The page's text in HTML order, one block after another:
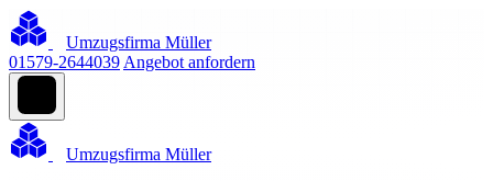
Umzugsfirma Müller
01579-2644039 Angebot anfordern
Umzugsfirma Müller